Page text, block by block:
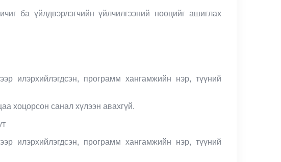
ба үйлдвэрлэгчийн үйлчилгээний нөөцийг ашиглах
илэрхийлэгдсэн, программ хангамжийн нэр, түүний
хоцорсон санал хүлээн авахгүй.
илэрхийлэгдсэн, программ хангамжийн нэр, түүний